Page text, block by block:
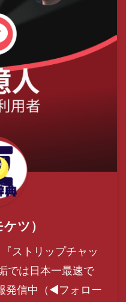
ツ）
ストリップチャッ
では日本一最速で
発信中（◀フォロー